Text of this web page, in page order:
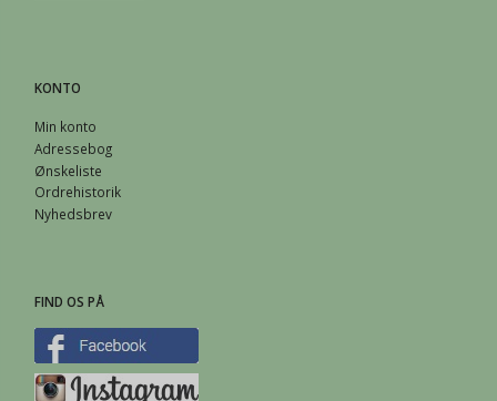
KONTO
Min konto
Adressebog
Ønskeliste
Ordrehistorik
Nyhedsbrev
FIND OS PÅ